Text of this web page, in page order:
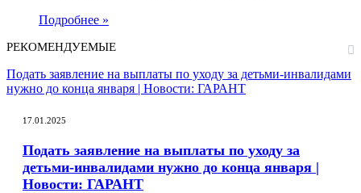
Подробнее »
РЕКОМЕНДУЕМЫЕ
Подать заявление на выплаты по уходу за детьми-инвалидами
нужно до конца января | Новости: ГАРАНТ
17.01.2025
Подать заявление на выплаты по уходу за
детьми-инвалидами нужно до конца января |
Новости: ГАРАНТ